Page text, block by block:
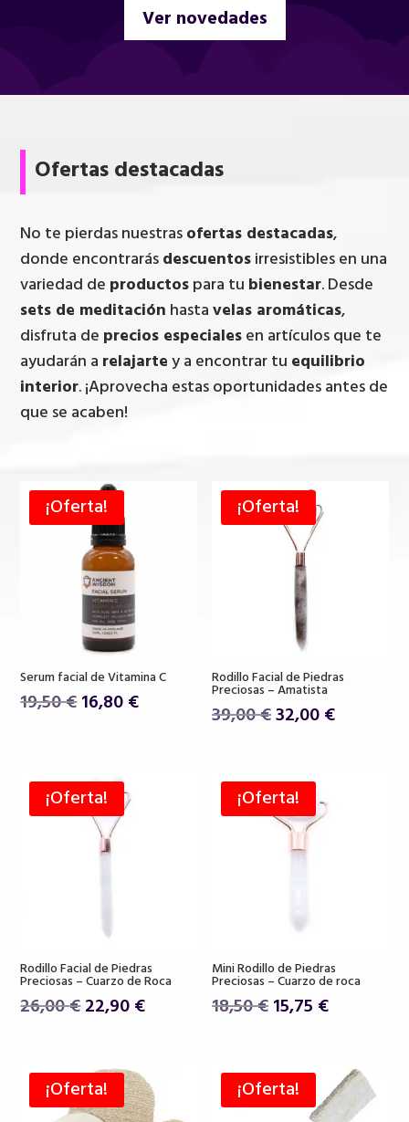
Ver novedades
Ofertas destacadas
No te pierdas nuestrasofertas destacadas,
donde encontrarásdescuentosirresistibles en una
variedad de productospara tu bienestar. Desde
sets de meditación hastavelas aromáticas,
disfruta de precios especialesen artículos que te
ayudarán a relajartey a encontrar tu equilibrio
interior. ¡Aprovecha estas oportunidades antes de
que se acaben!
¡Oferta!
Serum facial de Vitamina C
19,50€El
19,50 €.
16,80€El
¡Oferta!
Rodillo Facial de Piedras
Preciosas – Amatista
39,00€El
era:
39,00 €.
32,00€El
¡Oferta!
Rodillo Facial de Piedras
Preciosas – Cuarzo de Roca
26,00€El
era:
26,00 €.
22,90€El
es:
22,90 €.
¡Oferta!
Mini Rodillo de Piedras
Preciosas – Cuarzo de roca
18,50€El
era:
18,50 €.
15,75 €El
es:
15,75 €.
¡Oferta! ¡Oferta!